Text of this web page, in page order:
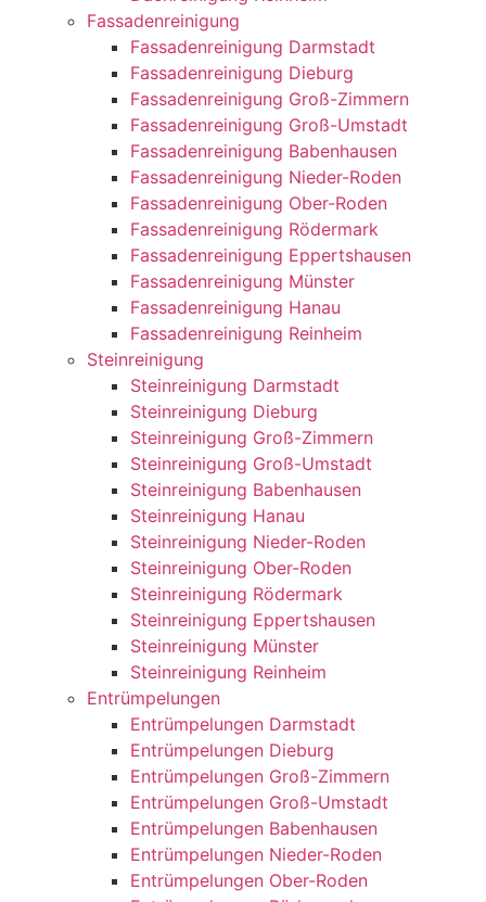
Fassadenreinigung
Fassadenreinigung Darmstadt
Fassadenreinigung Dieburg
Fassadenreinigung Groß-Zimmern
Fassadenreinigung Groß-Umstadt
Fassadenreinigung Babenhausen
Fassadenreinigung Nieder-Roden
Fassadenreinigung Ober-Roden
Fassadenreinigung Rödermark
Fassadenreinigung Eppertshausen
Fassadenreinigung Münster
Fassadenreinigung Hanau
Fassadenreinigung Reinheim
Steinreinigung
Steinreinigung Darmstadt
Steinreinigung Dieburg
Steinreinigung Groß-Zimmern
Steinreinigung Groß-Umstadt
Steinreinigung Babenhausen
Steinreinigung Hanau
Steinreinigung Nieder-Roden
Steinreinigung Ober-Roden
Steinreinigung Rödermark
Steinreinigung Eppertshausen
Steinreinigung Münster
Steinreinigung Reinheim
Entrümpelungen
Entrümpelungen Darmstadt
Entrümpelungen Dieburg
Entrümpelungen Groß-Zimmern
Entrümpelungen Groß-Umstadt
Entrümpelungen Babenhausen
Entrümpelungen Nieder-Roden
Entrümpelungen Ober-Roden